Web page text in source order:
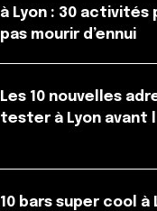
à Lyon : 30 activités
pas mourir d’ennui
Les 10 nouvelles
tester à Lyon avant
10 bars super cool à